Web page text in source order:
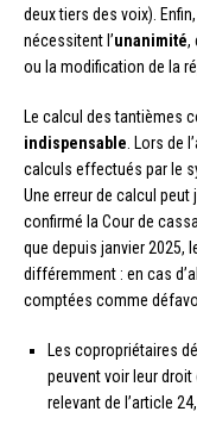
deux tiers des voix).
nécessitent l’unanimité,
ou la modification de la
Le calcul des tantièmes
indispensable. Lors de
calculs effectués par le
Une erreur de calcul peut
confirmé la Cour de
que depuis janvier 2025,
différemment : en cas
comptées comme
Les copropriétaires
peuvent voir leur
relevant de l’article